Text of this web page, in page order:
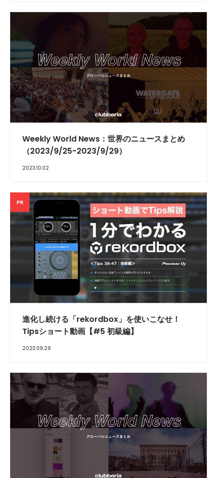
Weekly World News：世界のニュースまとめ
（2023/9/25-2023/9/29）
2023.10.02
PR
進化し続ける「rekordbox」を使いこなせ！
Tipsショート動画【#5 初級編】
2023.09.29